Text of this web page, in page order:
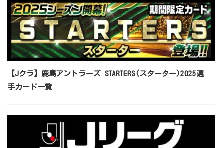
【Jクラ】鹿島アントラーズ STARTERS(スターター)2025選
手カード一覧